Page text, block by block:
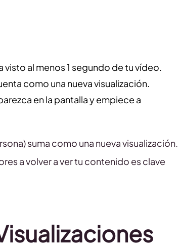
visto al menos 1 segundo de tu vídeo.
como una nueva visualización.
en la pantalla y empiece a
suma como una nueva visualización.
a volver a ver tu contenido es clave